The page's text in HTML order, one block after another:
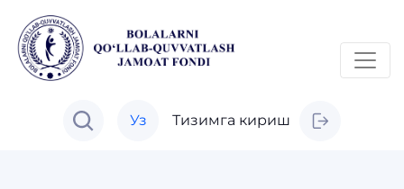
Уз Тизимга кириш